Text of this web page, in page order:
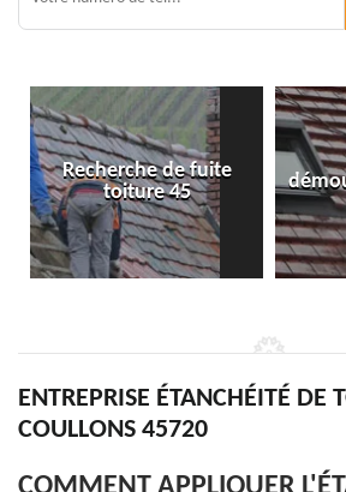
de fuite
45
Entreprise
démoussage de toiture
ENTREPRISE ÉTANCHÉITÉ DE
COULLONS 45720